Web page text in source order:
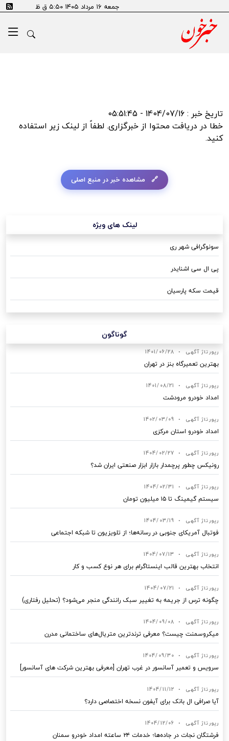
جمعه ۱۶ مرداد ۱۴۰۵ ۵:۵۰ ق ظ
error:SSL certificate problem: self signed certificate in
certificate chain
تاریخ خبر : 1404/07/16 - 05:51:45
خطا در دریافت محتوا از خبرگزاری. لطفاً از لینک زیر استفاده
کنید.
مشاهده خبر در منبع اصلی
لینک های ویژه
سونوگرافی شهر ری
پی ال سی اشنایدر
قیمت سکه پارسیان
گوناگون
رپورتاژ آگهی •
1401/06/28
بهترین تعمیرگاه بنز در تهران
رپورتاژ آگهی •
1401/08/21
امداد خودرو مرودشت
رپورتاژ آگهی •
1402/03/09
امداد خودرو استان مرکزی
رپورتاژ آگهی •
1404/02/27
رونیکس چطور پرچمدار بازار ابزار صنعتی ایران شد؟
رپورتاژ آگهی •
1404/02/31
سیستم گیمینگ تا ۱۵ میلیون تومان
رپورتاژ آگهی •
1404/03/19
فوتبال آمریکای جنوبی در رسانه‌ها؛ از تلویزیون تا شبکه اجتماعی
رپورتاژ آگهی •
1404/07/13
انتخاب بهترین قالب‌ اینستاگرام برای هر نوع کسب‌ و کار
رپورتاژ آگهی •
1404/07/21
چگونه ترس از جریمه به تغییر سبک رانندگی منجر می‌شود؟ (تحلیل رفتاری)
رپورتاژ آگهی •
1404/09/08
میکروسمنت چیست؟ معرفی ترندترین متریال‌های ساختمانی مدرن
رپورتاژ آگهی •
1404/09/30
سرویس و تعمیر آسانسور در غرب تهران [معرفی بهترین شرکت های آسانسور]
رپورتاژ آگهی •
1404/11/12
آیا صرافی ال بانک برای آیفون نسخه اختصاصی دارد؟
رپورتاژ آگهی •
1404/12/06
فرشتگان نجات در جاده‌ها؛ خدمات ۲۴ ساعته امداد خودرو سمنان